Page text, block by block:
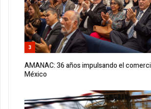
3
AMANAC: 36 años impulsando el
México